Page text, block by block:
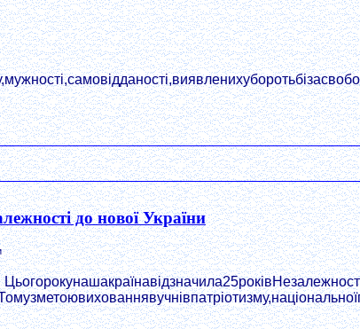
до нової України